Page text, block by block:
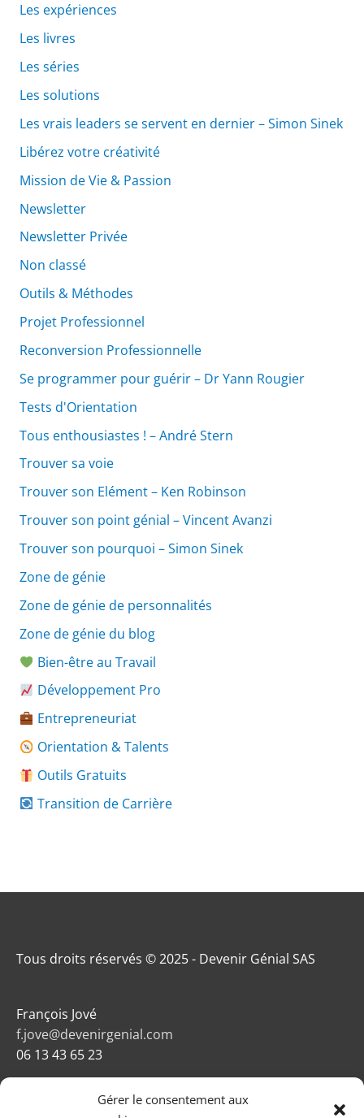
Gérer le consentement aux
Les expériences
Les livres
Les séries
Les solutions
Les vrais leaders se servent en dernier – Simon Sinek
Libérez votre créativité
Mission de Vie & Passion
Newsletter
Newsletter Privée
Non classé
Outils & Méthodes
Projet Professionnel
Reconversion Professionnelle
Se programmer pour guérir – Dr Yann Rougier
Tests d'Orientation
Tous enthousiastes ! – André Stern
Trouver sa voie
Trouver son Elément – Ken Robinson
Trouver son point génial – Vincent Avanzi
Trouver son pourquoi – Simon Sinek
Zone de génie
Zone de génie de personnalités
Zone de génie du blog
Bien-être au Travail
Développement Pro
Entrepreneuriat
Orientation & Talents
Outils Gratuits
Transition de Carrière
Tous droits réservés © 2025 - Devenir Génial SAS
François Jové
f.jove@devenirgenial.com
06 13 43 65 23